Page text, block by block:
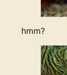
hmm?